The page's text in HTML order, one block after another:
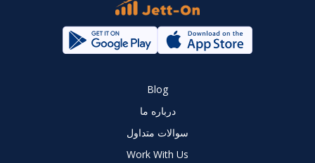
Blog
درباره ما
سوالات متداول
Work With Us